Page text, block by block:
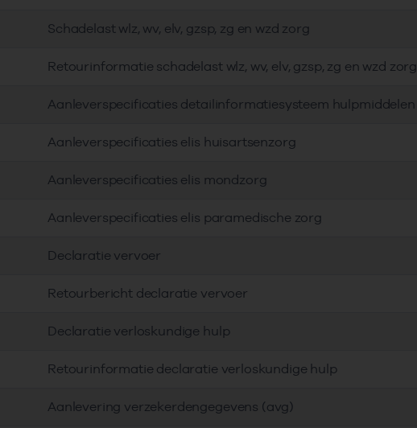
Schadelast wlz, wv, elv, gzsp, zg en wzd zorg
Retourinformatie schadelast wlz, wv, elv, gzsp, zg en wzd zorg
Aanleverspecificaties detailinformatiesysteem hulpmiddelen
Aanleverspecificaties elis huisartsenzorg
Aanleverspecificaties elis mondzorg
Aanleverspecificaties elis paramedische zorg
Declaratie vervoer
Retourbericht declaratie vervoer
Declaratie verloskundige hulp
Retourinformatie declaratie verloskundige hulp
Aanlevering verzekerdengegevens (avg)